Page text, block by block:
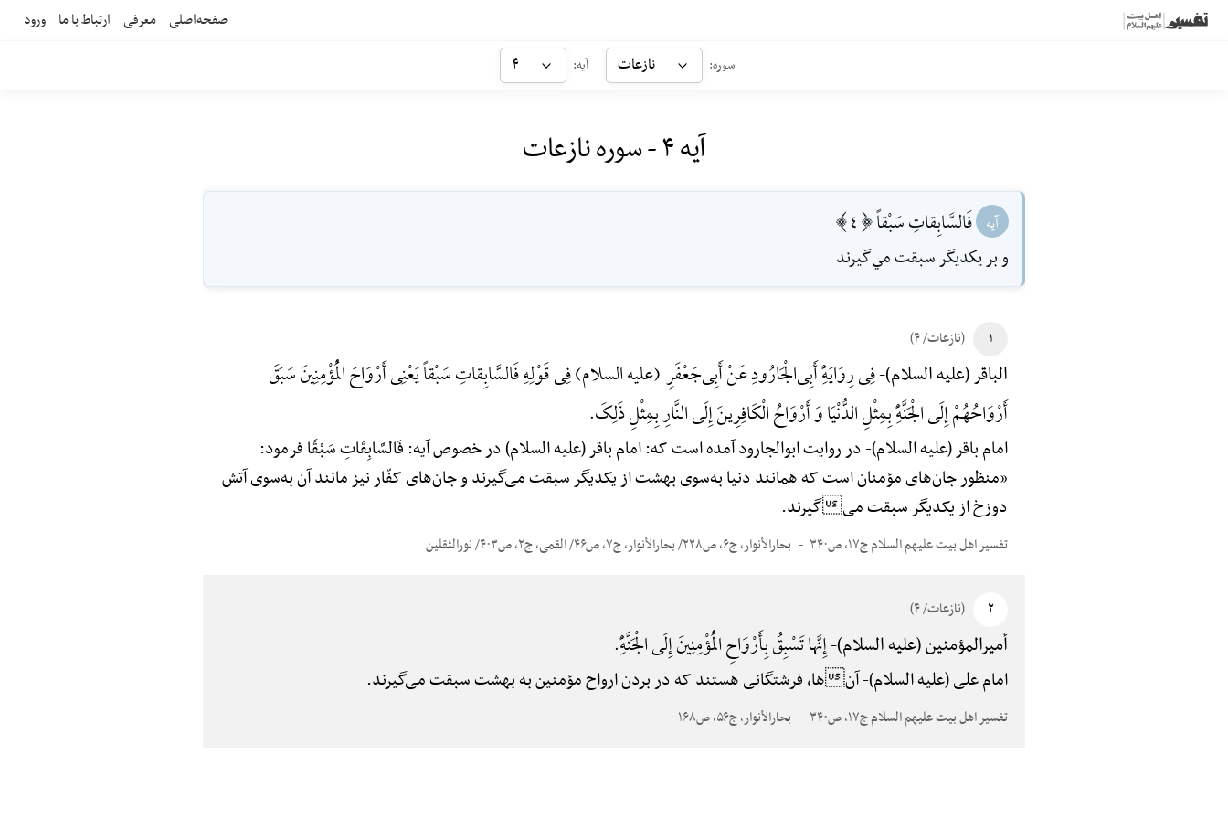
صفحه‌اصلی معرفی ارتباط با ما ورود
سوره: نازعات آیه: ۴
آیه ۴ - سوره نازعات
آیه فَالسَّابِقاتِ سَبْقاً [4]
و بر يكديگر سبقت مي‌گيرند
۱ (نازعات/ ۴)
الباقر (علیه السلام)-فِی رِوَایَهًِْ أَبِی‌الْجَارُودِ عَنْ أَبِی‌جَعْفَرٍ (علیه السلام) فِی قَوْلِهِ فَالسَّابِقاتِ سَبْقاً یَعْنِی أَرْوَاحَ الْمُؤْمِنِینَ سَبَقَ
أَرْوَاحُهُمْ إِلَی الْجَنَّهًِْ بِمِثْلِ الدُّنْیَا وَ أَرْوَاحُ الْکَافِرِینَ إِلَی النَّارِ بِمِثْلِ ذَلِکَ.
امام باقر (علیه السلام)-در روایت ابوالجارود آمده است که: امام باقر (علیه السلام) در خصوص آیه: فَالسَّابِقَاتِ سَبْقًا فرمود:
«منظور جان‌های مؤمنان است که همانند دنیا به‌سوی بهشت از یکدیگر سبقت می‌گیرند و جان‌های کفّار نیز مانند آن به‌سوی آتش
دوزخ از یکدیگر سبقت میگیرند.
تفسیر اهل بیت علیهم السلام ج۱۷، ص۳۴۰ بحارالأنوار، ج۶، ص۲۲۸/ بحارالأنوار، ج۷، ص۴۶/ القمی، ج۲، ص۴۰۳/ نورالثقلین
۲ (نازعات/ ۴)
أمیرالمؤمنین (علیه السلام)-إِنَّها تَسْبِقُ بِأَرْوَاحِ الْمُؤْمِنِینَ إِلَی الْجَنَّهًِْ.
امام علی (علیه السلام)-آنها، فرشتگانی هستند که در بردن ارواح مؤمنین به بهشت سبقت می‌گیرند.
تفسیر اهل بیت علیهم السلام ج۱۷، ص۳۴۰ بحارالأنوار، ج۵۶، ص۱۶۸